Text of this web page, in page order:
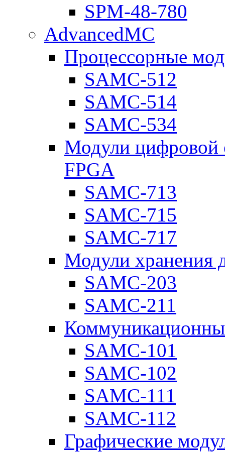
SPM-48-780
AdvancedMC
Процессорные
SAMC-512
SAMC-514
SAMC-534
Модули цифровой
FPGA
SAMC-713
SAMC-715
SAMC-717
Модули хранения
SAMC-203
SAMC-211
SAMC-101
SAMC-102
SAMC-111
SAMC-112
Графические